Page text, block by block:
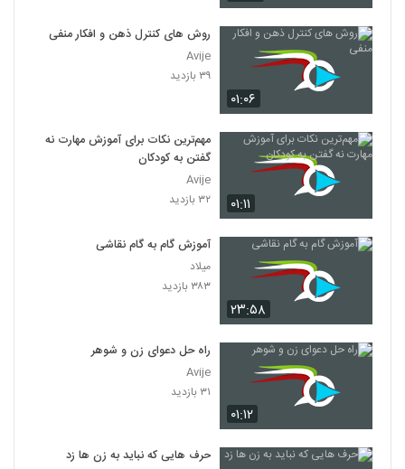
۰۱:۰۶
روش های کنترل ذهن و افکار منفی
Avije
۳۹ بازدید
۰۱:۱۱
مهم‌ترین نکات برای آموزش مهارت نه
گفتن به کودکان
Avije
۳۲ بازدید
۲۳:۵۸
آموزش گام به گام نقاشی
میلاد
۳۸۳ بازدید
۰۱:۱۲
راه حل دعوای زن و شوهر
Avije
۳۱ بازدید
حرف هایی که نباید به زن ها زد